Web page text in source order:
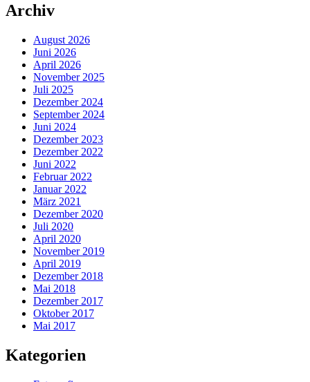
Archiv
August 2026
Juni 2026
April 2026
November 2025
Juli 2025
Dezember 2024
September 2024
Juni 2024
Dezember 2023
Dezember 2022
Juni 2022
Februar 2022
Januar 2022
März 2021
Dezember 2020
Juli 2020
April 2020
November 2019
April 2019
Dezember 2018
Mai 2018
Dezember 2017
Oktober 2017
Mai 2017
Kategorien